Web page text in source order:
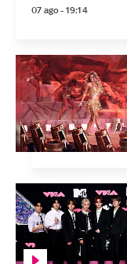
07 ago - 19:14